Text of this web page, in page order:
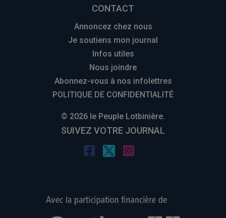
CONTACT
Annoncez chez nous
Je soutiens mon journal
Infos utiles
Nous joindre
Abonnez-vous à nos infolettres
POLITIQUE DE CONFIDENTIALITÉ
© 2026 le Peuple Lotbinière.
SUIVEZ VOTRE JOURNAL